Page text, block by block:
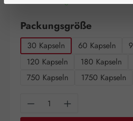
Packungsgröße
30 Kapseln 60 Kapseln
120 Kapseln
180 Kapseln
750 Kapseln
1750 Kapseln
Produkt Anzahl: Gib